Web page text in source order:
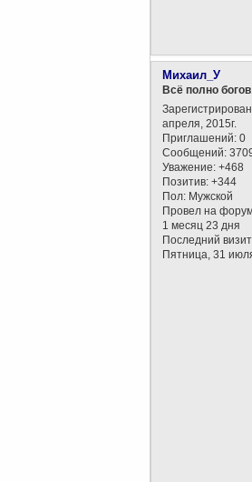
Михаил_У
Всё полно богов
Зарегистрирован
апреля, 2015г.
Приглашений: 0
Сообщений:
Уважение: +468
Позитив: +344
Пол: Мужской
Провел на
1 месяц 23 дня
Последний
Пятница, 31